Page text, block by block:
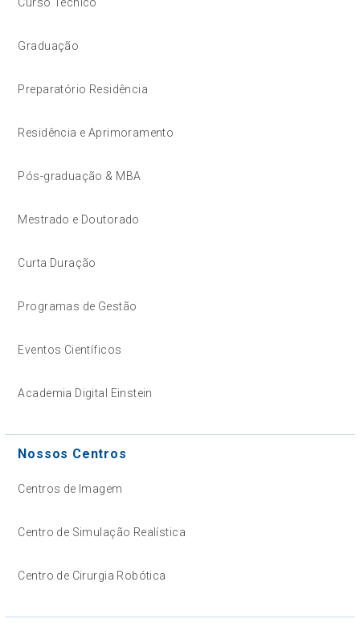
Graduação
Preparatório Residência
Residência e Aprimoramento
Pós-graduação & MBA
Mestrado e Doutorado
Curta Duração
Programas de Gestão
Eventos Científicos
Academia Digital Einstein
Nossos Centros
Centros de Imagem
Centro de Simulação Realística
Centro de Cirurgia Robótica